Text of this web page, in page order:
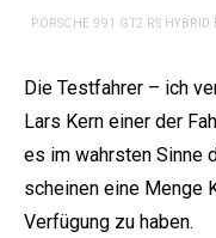
PORSCHE 991 GT2 RS
Die Testfahrer – ich
Lars Kern einer der
es im wahrsten Sinne
scheinen eine Menge
Verfügung zu haben.